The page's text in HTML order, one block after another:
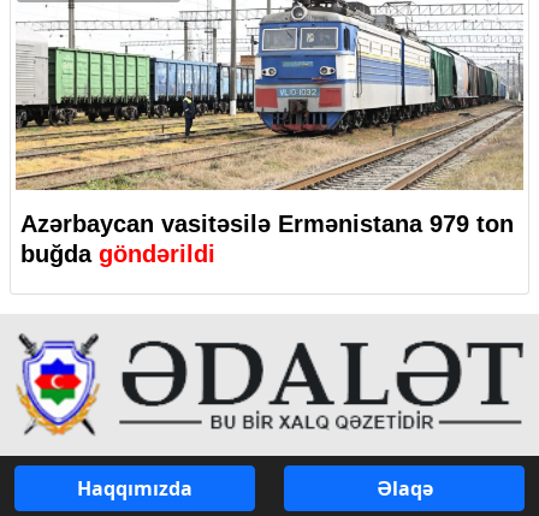
Azərbaycan vasitəsilə Ermənistana 979 ton
buğda göndərildi
Haqqımızda Əlaqə